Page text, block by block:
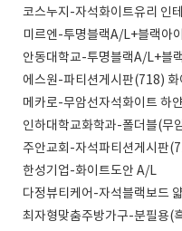
코스누지-자석화이트유리 인
미르엔-투명블랙A/L+블랙아
안동대학교-투명블랙A/L+블
에스원-파티션게시판(718) 화
메카로-무암선자석화이트 하
인하대학교화학과-폴더블(무
주안교회-자석파티션게시판
한성기업-화이트도안 A/L
다정뷰티케어-자석블랙보드
최자형맞춤주방가구-분필용(